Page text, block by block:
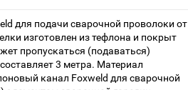
для подачи сварочной проволоки от
изготовлен из тефлона и покрыт
пропускаться (подаваться)
3 метра. Материал
канал Foxweld для сварочной